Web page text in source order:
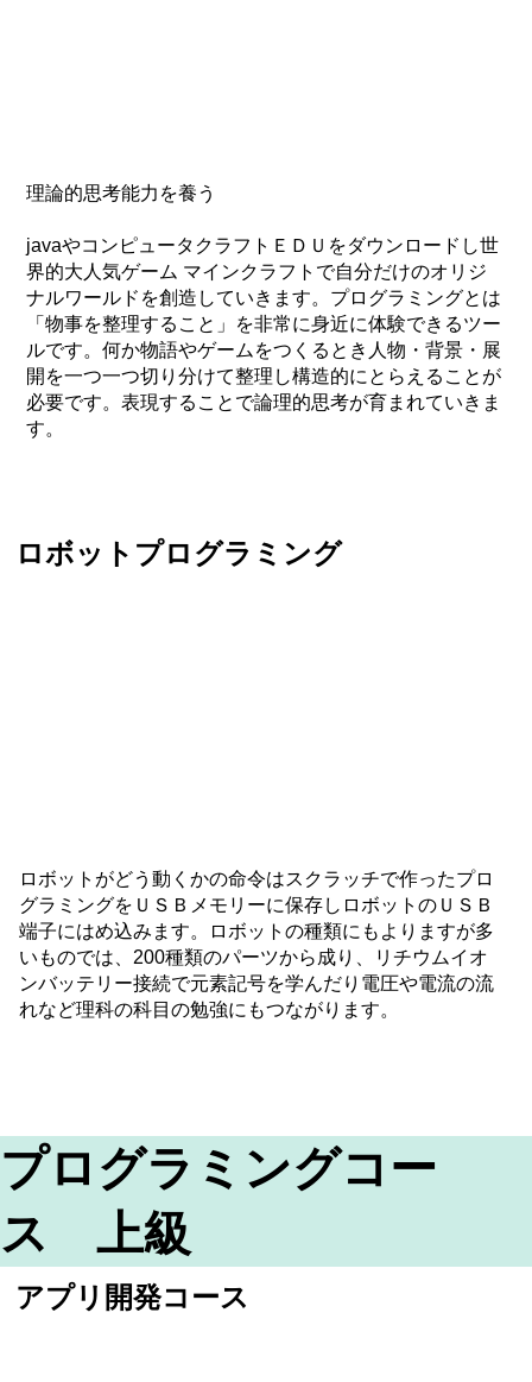
理論的思考能力を養う
javaやコンピュータクラフトＥＤＵをダウンロードし世
界的大人気ゲーム マインクラフトで自分だけのオリジ
ナルワールドを創造していきます。プログラミングとは
「物事を整理すること」を非常に身近に体験できるツー
ルです。何か物語やゲームをつくるとき人物・背景・展
開を一つ一つ切り分けて整理し構造的にとらえることが
必要です。表現することで論理的思考が育まれていきま
す。
ロボットがどう動くかの命令はスクラッチで作ったプロ
グラミングをＵＳＢメモリーに保存しロボットのＵＳＢ
端子にはめ込みます。ロボットの種類にもよりますが多
いものでは、200種類のパーツから成り、リチウムイオ
ンバッテリー接続で元素記号を学んだり電圧や電流の流
れなど理科の科目の勉強にもつながります。
ロボットプログラミング
プログラミングコー
ス 上級
アプリ開発コース